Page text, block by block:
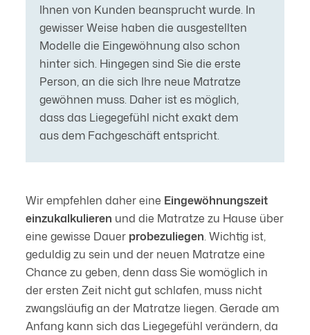
Ihnen von Kunden beansprucht wurde. In
gewisser Weise haben die ausgestellten
Modelle die Eingewöhnung also schon
hinter sich. Hingegen sind Sie die erste
Person, an die sich Ihre neue Matratze
gewöhnen muss. Daher ist es möglich,
dass das Liegegefühl nicht exakt dem
aus dem Fachgeschäft entspricht.
Wir empfehlen daher eine Eingewöhnungszeit
einzukalkulieren und die Matratze zu Hause über
eine gewisse Dauer probezuliegen. Wichtig ist,
geduldig zu sein und der neuen Matratze eine
Chance zu geben, denn dass Sie womöglich in
der ersten Zeit nicht gut schlafen, muss nicht
zwangsläufig an der Matratze liegen. Gerade am
Anfang kann sich das Liegegefühl verändern, da